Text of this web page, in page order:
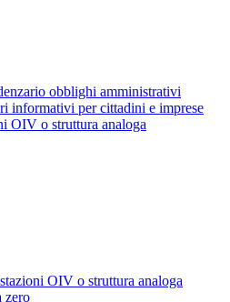
obblighi amministrativi
informativi per cittadini e imprese
OIV o struttura analoga
OIV o struttura analoga
zero